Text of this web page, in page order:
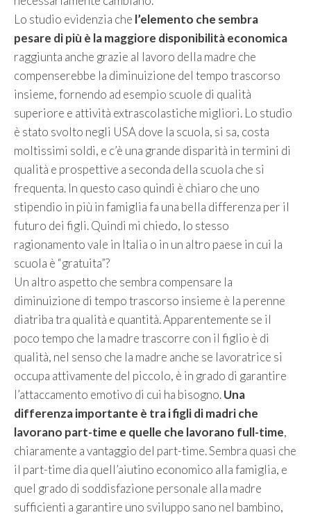
Lo studio evidenzia che l’elemento che sembra
pesare di più è la maggiore disponibilità economica
raggiunta anche grazie al lavoro della madre che
compenserebbe la diminuizione del tempo trascorso
insieme, fornendo ad esempio scuole di qualità
superiore e attività extrascolastiche migliori. Lo studio
è stato svolto negli USA dove la scuola, si sa, costa
moltissimi soldi, e c’è una grande disparità in termini di
qualità e prospettive a seconda della scuola che si
frequenta. In questo caso quindi è chiaro che uno
stipendio in più in famiglia fa una bella differenza per il
futuro dei figli. Quindi mi chiedo, lo stesso
ragionamento vale in Italia o in un altro paese in cui la
scuola è “gratuita”?
Un altro aspetto che sembra compensare la
diminuizione di tempo trascorso insieme è la perenne
diatriba tra qualità e quantità. Apparentemente se il
poco tempo che la madre trascorre con il figlio è di
qualità, nel senso che la madre anche se lavoratrice si
occupa attivamente del piccolo, è in grado di garantire
l’attaccamento emotivo di cui ha bisogno.Una
differenza importante è tra i figli di madri che
lavorano part-time e quelle che lavorano full-time,
chiaramente a vantaggio del part-time. Sembra quasi che
il part-time dia quell’aiutino economico alla famiglia, e
quel grado di soddisfazione personale alla madre
sufficienti a garantire uno sviluppo sano nel bambino,